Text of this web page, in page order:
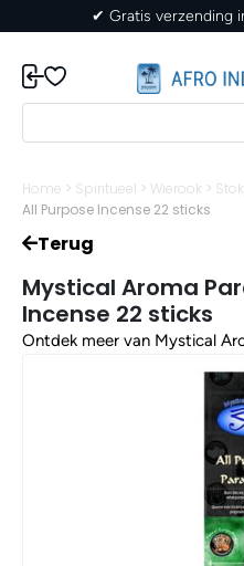
✔
Home > Spiritueel > Wierook >
All Purpose Incense 22 sticks
Terug
Mystical Aroma
Incense 22 sticks
Ontdek meer van Mystical